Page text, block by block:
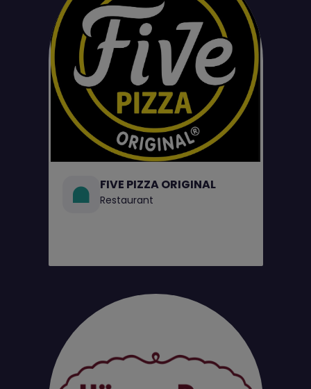
FIVE PIZZA ORIGINAL
Restaurant